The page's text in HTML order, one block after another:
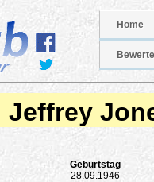
Home
Jeffrey
Geburtstag
28.09.1946